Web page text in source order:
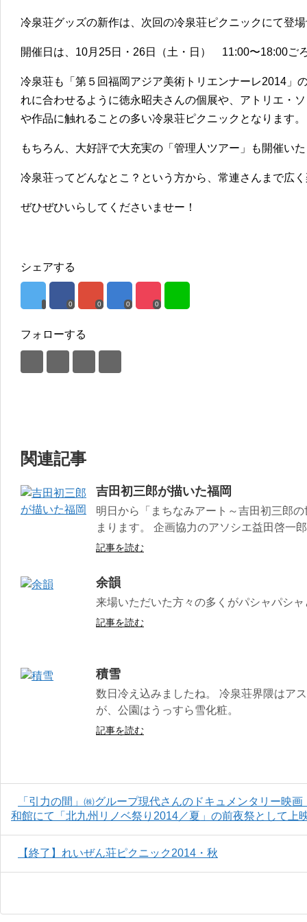
冷泉荘グッズの新作は、次回の冷泉荘ピクニックにて登
開催日は、10月25日・26日（土・日） 11:00〜18:00ご
冷泉荘も「第５回福岡アジア美術トリエンナーレ2014」
れに合わせるように徳永昭夫さんの個展や、アトリエ・
や作品に触れることの多い冷泉荘ピクニックとなります。
もちろん、大好評で大充実の「管理人ツアー」も開催い
冷泉荘ってどんなとこ？という方から、常連さんまで広
ぜひぜひいらしてくださいませー！
シェアする
0 0 0 0
フォローする
関連記事
吉田初三郎が描いた福岡
明日から「まちなみアート～吉田初三郎
まります。 企画協力のアソシエ益田啓一
記事を読む
余韻
来場いただいた方々の多くがパシャパシ
記事を読む
積雪
数日冷え込みましたね。 冷泉荘界隈はア
が、公園はうっすら雪化粧。
記事を読む
「引力の間」㈱グループ現代さんのドキュメンタリー映
和館にて「北九州リノベ祭り2014／夏」の前夜祭として上
【終了】れいぜん荘ピクニック2014・秋